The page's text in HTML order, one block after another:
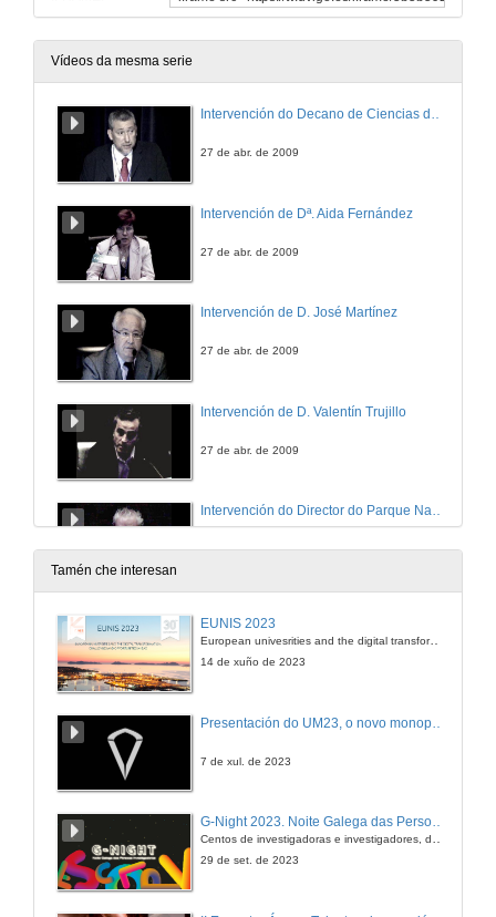
Vídeos da mesma serie
Intervención do Decano de Ciencias do Mar da Universidade de Vigo
27 de abr. de 2009
Intervención de Dª. Aida Fernández
27 de abr. de 2009
Intervención de D. José Martínez
27 de abr. de 2009
Intervención de D. Valentín Trujillo
27 de abr. de 2009
Intervención do Director do Parque Nacional Illas Atlanticas
27 de abr. de 2009
27 de abr. de 2009
27 de abr. de 2009
Tamén che interesan
EUNIS 2023
European univesrities and the digital transformation: challenges and opportunities ahead
14 de xuño de 2023
7 de xul. de 2023
G-Night 2023. Noite Galega das Persoas Investigadoras. Conciencias creativas
29 de set. de 2023